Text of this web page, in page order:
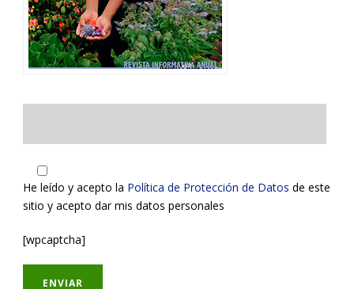
He leído y acepto la Política de Protección de Datos de este
sitio y acepto dar mis datos personales
[wpcaptcha]